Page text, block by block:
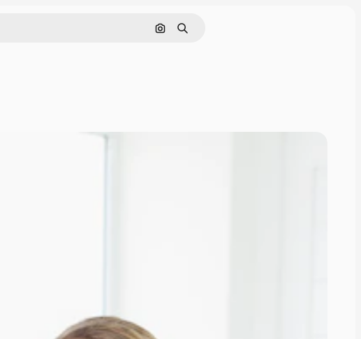
Nach Bild suchen
Suchen